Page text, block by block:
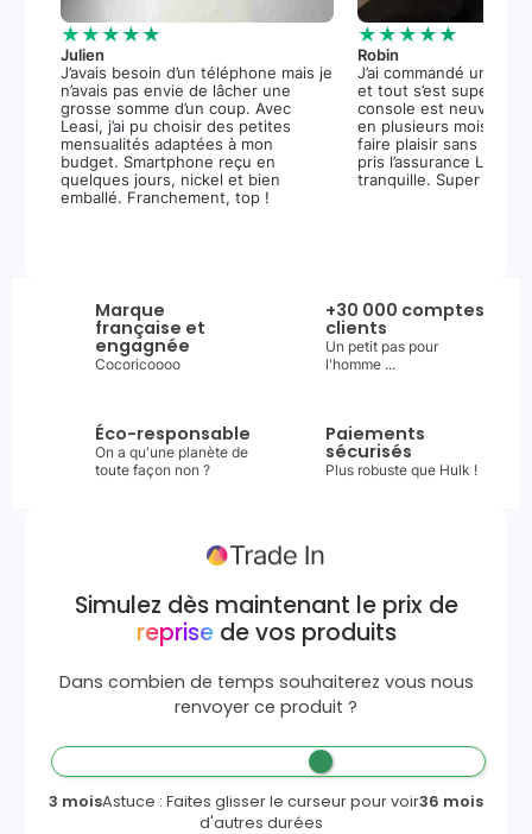
★★★★★
Julien
J’avais besoin d’un téléphone mais je
n’avais pas envie de lâcher une
grosse somme d’un coup. Avec
Leasi, j’ai pu choisir des petites
mensualités adaptées à mon
budget. Smartphone reçu en
quelques jours, nickel et bien
emballé. Franchement, top !
★★★★★
Robin
J’ai commandé une
et tout s’est super
console est neuve, et
en plusieurs mois m’a
faire plaisir sans stress.
pris l’assurance
tranquille. Super
Marque
française et
engagnée
Cocoricoooo
+30 000 comptes
clients
Un petit pas pour
l'homme ...
Éco-responsable
On a qu'une planète de
toute façon non ?
Paiements
sécurisés
Plus robuste que Hulk !
Simulez dès maintenant le prix de
reprisede vos produits
Dans combien de temps souhaiterez vous nous
renvoyer ce produit ?
3 moisAstuce : Faites glisser le curseur pour voir
d'autres durées
36 mois